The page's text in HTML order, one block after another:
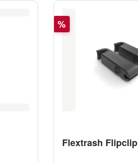
Rabatt
%
Flextrash Flipclip